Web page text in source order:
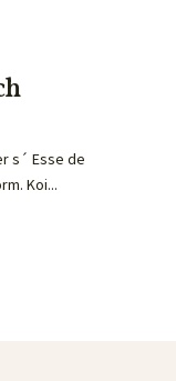
s´ Esse de
Koi...